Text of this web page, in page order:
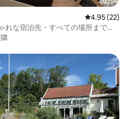
レビュー22
4.95 (22)
れな宿泊先・すべての場所まで徒
です。